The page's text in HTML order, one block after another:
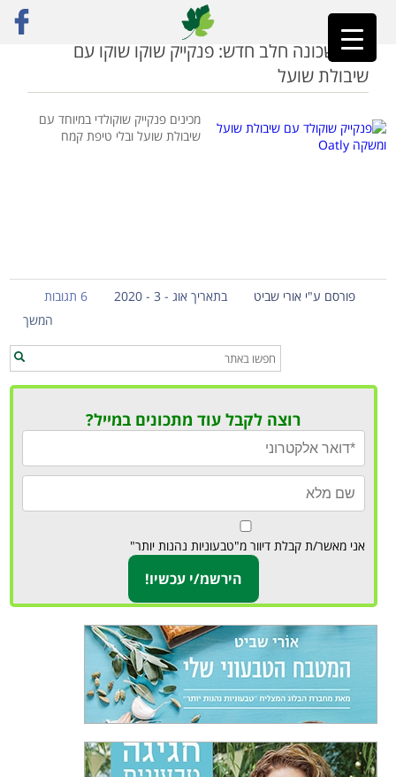
ראשי»חלב שיבולת שועל
בא לשכונה חלב חדש: פנקייק שוקו שוקו עם
שיבולת שועל
מכינים פנקייק שוקולדי במיוחד עם
שיבולת שועל ובלי טיפת קמח
פורסם ע"י אורי שביט בתאריך אוג - 3 - 2020
6 תגובות
המשך
רוצה לקבל עוד מתכונים במייל?
אני מאשר/ת קבלת דיוור מ"טבעוניות נהנות יותר"